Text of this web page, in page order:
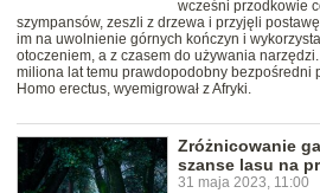
wcześni przodkowie
szympansów, zeszli z drzewa i przyjęli
im na uwolnienie górnych kończyn i
otoczeniem, a z czasem do używania
miliona lat temu prawdopodobny bezpośredni
Homo erectus, wyemigrował z Afryki.
Zróżnicowanie
szanse lasu na
31 maja 2023, 11:00